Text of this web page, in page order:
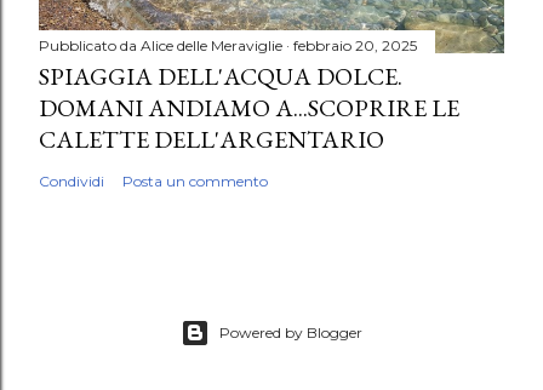
Pubblicato da Alice delle Meraviglie febbraio 20, 2025
SPIAGGIA DELL'ACQUA DOLCE.
DOMANI ANDIAMO A...SCOPRIRE LE
CALETTE DELL'ARGENTARIO
Condividi Posta un commento
Powered by Blogger